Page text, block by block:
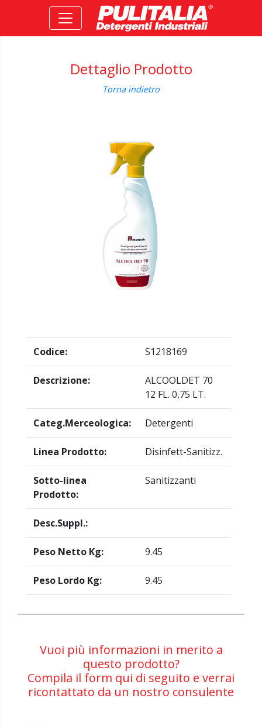
Dettaglio Prodotto
Torna indietro
Codice: S1218169
Descrizione:
ALCOOLDET 70
12 FL. 0,75 LT.
Categ.Merceologica: Detergenti
Linea Prodotto: Disinfett-Sanitizz.
Sotto-linea
Prodotto:
Sanitizzanti
Desc.Suppl.:
Peso Netto Kg: 9.45
Peso Lordo Kg: 9.45
Vuoi più informazioni in merito a
questo prodotto?
Compila il form qui di seguito e verrai
ricontattato da un nostro consulente